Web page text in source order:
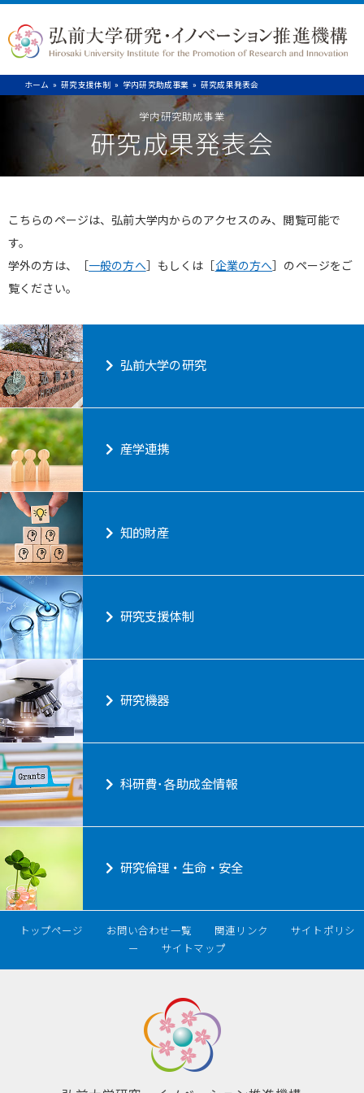
ホーム 研究支援体制 学内研究助成事業 研究成果発表会
学内研究助成事業
研究成果発表会
こちらのページは、弘前大学内からのアクセスのみ、閲覧可能で
す。
学外の方は、［ 一般の方へ］もしくは［ 企業の方へ ］のページをご
覧ください。
弘前大学の研究
産学連携
知的財産
研究支援体制
研究機器
科研費･各助成金情報
研究倫理・生命・安全
トップページ お問い合わせ一覧 関連リンク
サイトポリシ
ー
サイトマップ